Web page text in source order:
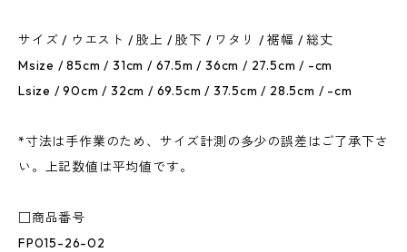
サイズ / ウエスト / 股上 / 股下 / ワタリ / 裾幅 / 総丈
Msize / 85cm / 31cm / 67.5m / 36cm / 27.5cm / -cm
Lsize / 90cm / 32cm / 69.5cm / 37.5cm / 28.5cm / -cm
*寸法は手作業のため、サイズ計測の多少の誤差はご了承下さ
い。上記数値は平均値です。
□商品番号
FP015-26-02